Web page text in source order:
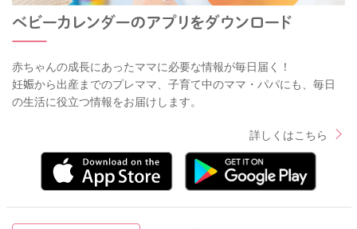
赤ちゃんの成長にあったママに必要な情報が毎日届く！
妊娠から出産までのプレママ、子育て中のママ・パパにも、毎日
の生活に役立つ情報をお届けします。
詳しくはこちら